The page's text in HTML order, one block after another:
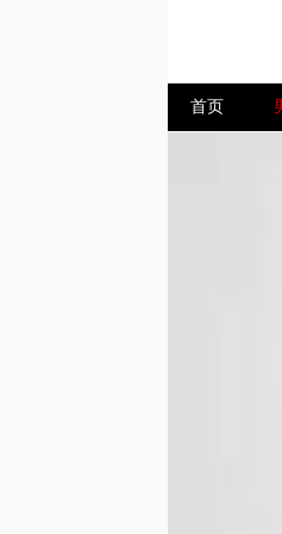
首页